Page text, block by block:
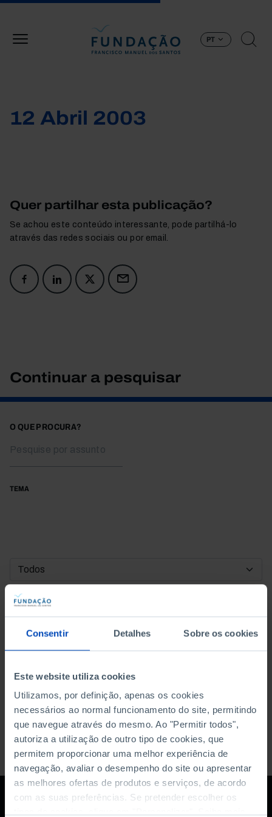
Consentir Detalhes Sobre os cookies
Este website utiliza cookies
Utilizamos, por definição, apenas os cookies
necessários ao normal funcionamento do site, permitindo
que navegue através do mesmo. Ao "Permitir todos",
autoriza a utilização de outro tipo de cookies, que
permitem proporcionar uma melhor experiência de
navegação, avaliar o desempenho do site ou apresentar
as melhores ofertas de produtos e serviços, de acordo
com as suas preferências. Se pretender escolher os
PT
12 Abril 2003
Quer partilhar esta publicação?
Se achou este conteúdo interessante, pode partilhá-lo
através das redes sociais ou por email.
Continuar a pesquisar
O QUE PROCURA?
TEMA
DATA DE INÍCIO
DATA DE FIM